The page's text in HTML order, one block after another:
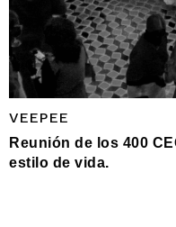
VEEPEE
Reunión de los 400
estilo de vida.